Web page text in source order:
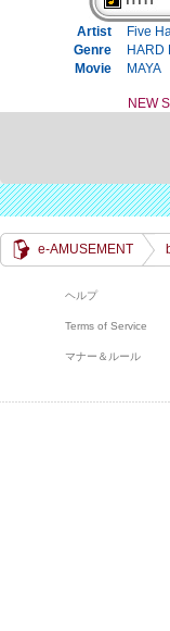
Artist
Five
Genre
HARD
Movie
MAYA
NEW
e-AMUSEMENT
ヘルプ
Terms of Service
マナー＆ルール